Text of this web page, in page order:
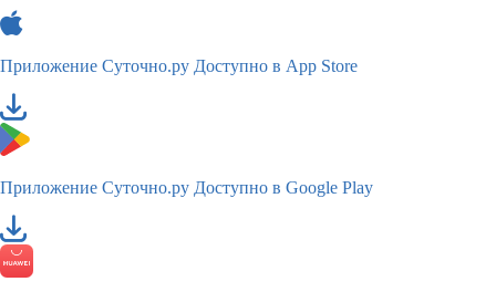
Приложение Суточно.ру Доступно в App Store
Приложение Суточно.ру Доступно в Google Play